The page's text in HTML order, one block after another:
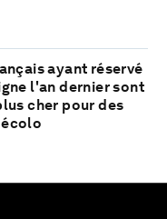
ayant réservé
l'an dernier sont
cher pour des